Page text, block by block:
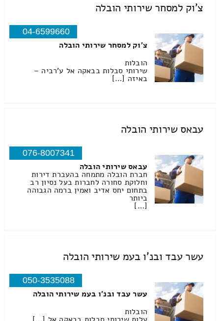
צ'וק למסחר שירותי הובלה
04-6599660
צ'וק למסחר שירותי הובלה
הובלות
שירותי סבלות בבאקה אל ע'רביה –
באיזה […]
עבאס שירותי הובלה
076-8007341
עבאס שירותי הובלה
חברת הובלה מתמחה בהעברת דירות
וחלוקת סחורה לחברות בעל נסיון רב
בתחום יחס אדיב ואמין ברמה הגבוהה
ביותר
[…]
עשר עבד ובנ'ו בעמ שירותי הובלה
050-3535088
עשר עבד ובנ'ו בעמ שירותי הובלה
הובלות